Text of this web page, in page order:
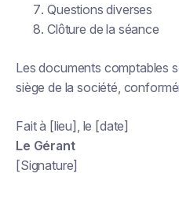
Questions diverses
Clôture de la séance
Les documents comptables
siège de la société,
Fait à [lieu], le [date]
Le Gérant
[Signature]